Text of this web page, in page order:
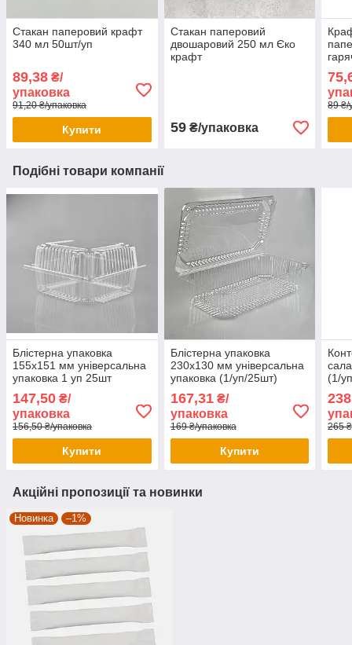
Стакан паперовий крафт
340 мл 50шт/уп
89,38 ₴/
упаковка
91,20 ₴/упаковка
Купити
Стакан паперовий
двошаровий 250 мл Єко
крафт
59₴/упаковка
89 ₴/
Подібні товари компанії
Блістерна упаковка
155х151 мм універсальна
упаковка 1 уп 25шт
147,50 ₴/
упаковка
156,50 ₴/упаковка
Купити
Блістерна упаковка
230х130 мм універсальна
упаковка (1/уп/25шт)
167,31₴/
упаковка
169 ₴/упаковка
Купити
(1/
265
Акційні пропозиції та новинки
Новинка –1%